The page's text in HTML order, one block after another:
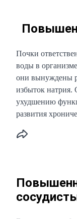
Почки
воды в
они вынуждены
избыток натрия.
ухудшению
развития